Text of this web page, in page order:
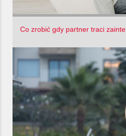
Co zrobić gdy partner traci